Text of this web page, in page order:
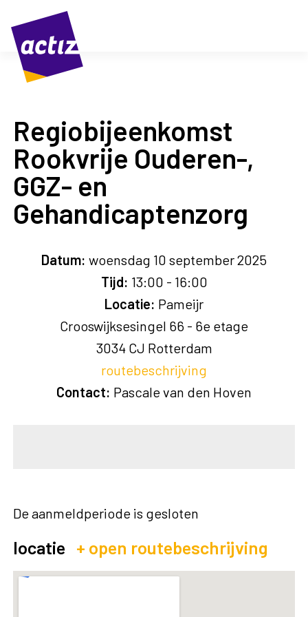
Regiobijeenkomst
Rookvrije Ouderen-,
GGZ- en
Gehandicaptenzorg
Datum: woensdag 10 september 2025
Tijd: 13:00 - 16:00
Locatie: Pameijr
Crooswijksesingel 66 - 6e etage
3034 CJ Rotterdam
routebeschrijving
Contact: Pascale van den Hoven
De aanmeldperiode is gesloten
locatie + open routebeschrijving